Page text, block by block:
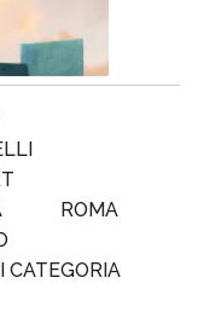
ROMA
CATEGORIA